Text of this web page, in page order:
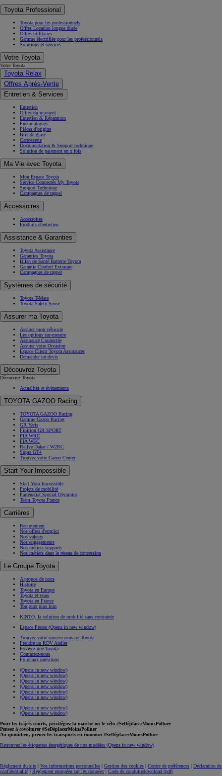
Toyota Professional
Toyota pour les professionnels
Offres Location longue durée
Offres utilitaires
Gamme électrifiée pour les professionnels
Solutions et services
Votre Toyota
Votre Toyota
Toyota Relax
Offres Après-Vente
Entretien & Services
Entretien
Offres du moment
Entretien & Réparation
Pneumatiques
Pièces d'origine
Bris de glace
Carrosserie
Documentation & Support technique
Solution de paiement en x fois
Ma Vie avec Toyota
Mon Espace Toyota
Service Connectés My Toyota
Support Technique
Campagnes de rappel
Accessoires
Accessoires
Produits d'entretien
Assistance & Garanties
Toyota Assistance
Garanties Toyota
Bilan de Santé Batterie Toyota
Garantie Confort Extracare
Campagnes de rappel
Systèmes de sécurité
Toyota T-Mate
Toyota Safety Sense
Assurer ma Toyota
Assurer mon véhicule
Les options sur-mesure
Assurance Connectée
Assurer votre Occasion
Espace Client Toyota Assurances
Demander un devis
Découvrez Toyota
Découvrez Toyota
Actualités et évènements
TOYOTA GAZOO Racing
TOYOTA GAZOO Racing
Gamme Gazoo Racing
GR Yaris
Finition GR SPORT
FIA WRC
FIA WEC
Rallye Dakar / W2RC
Supra GT4
Trouvez votre Gazoo Center
Start Your Impossible
Start Your Impossible
Projets de mobilité
Partenariat Special Olympics
Team Toyota France
Carrières
Recrutement
Nos offres d'emploi
Nos valeurs
Nos engagements
Nos métiers supports
Nos métiers dans le réseau de concession
Le Groupe Toyota
A propos de nous
Histoire
Toyota en Europe
Toyota et vous
Toyota en France
Toujours plus loin
KINTO, la solution de mobilité sans contrainte
Espace Presse (Opens in new window)
Trouvez votre concessionnaire Toyota
Prendre un RDV Atelier
Essayez une Toyota
Contactez-nous
Foire aux questions
(Opens in new window)
(Opens in new window)
(Opens in new window)
(Opens in new window)
(Opens in new window)
(Opens in new window)
(Opens in new window)
(Opens in new window)
Pour les trajets courts, privilégiez la marche ou le vélo #SeDéplacerMoinsPolluer
Pensez à covoiturer #SeDéplacerMoinsPolluer
Au quotidien, prenez les transports en commun #SeDéplacerMoinsPolluer
Retrouvez les étiquettes énergétiques de nos modèles (Opens in new window)
Réglement du site | Vos informations personnelles | Gestion des cookies | Centre de préférences | Déclaration de
confidentialité | Règlement européen sur les données | Code de conduitedownload (pdf(